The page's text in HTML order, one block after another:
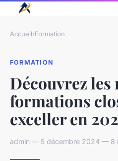
Accueil›Formation
FORMATION
Découvrez
formations
exceller en
admin — 5 décembre 2024 — 8